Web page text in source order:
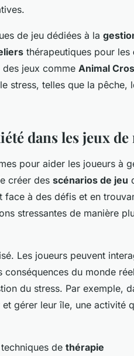
de jeu dédiées à la
thérapeutiques pour les
jeux comme Animal
stress, telles que la pêche,
dans les jeux
pour aider les joueurs à
créer des scénarios de jeu
face à des défis et en
stressantes de manière
Les joueurs peuvent
conséquences du monde
du stress. Par exemple,
gérer leur île, une activité
de thérapie